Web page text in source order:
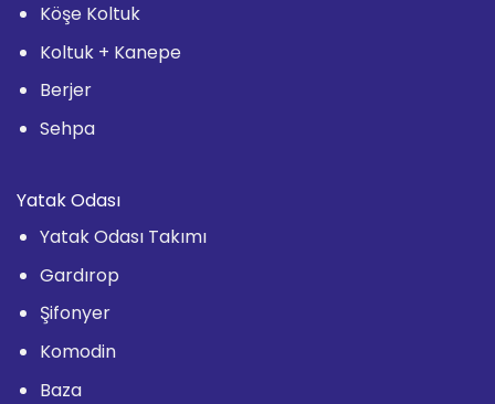
Köşe Koltuk
Koltuk + Kanepe
Berjer
Sehpa
Yatak Odası
Yatak Odası Takımı
Gardırop
Şifonyer
Komodin
Baza